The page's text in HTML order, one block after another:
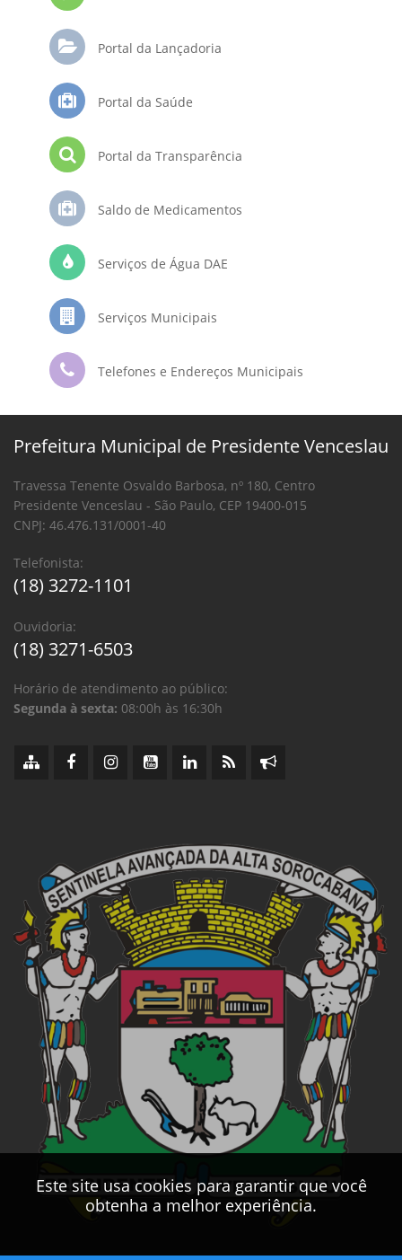
Portal da Lançadoria
Portal da Saúde
Portal da Transparência
Saldo de Medicamentos
Serviços de Água DAE
Serviços Municipais
Telefones e Endereços Municipais
Este site usa cookies para garantir que você
obtenha a melhor experiência.
Prefeitura Municipal de Presidente Venceslau
Travessa Tenente Osvaldo Barbosa, nº 180, Centro
Presidente Venceslau - São Paulo, CEP 19400-015
CNPJ: 46.476.131/0001-40
Telefonista:
(18) 3272-1101
Ouvidoria:
(18) 3271-6503
Horário de atendimento ao público:
Segunda à sexta: 08:00h às 16:30h